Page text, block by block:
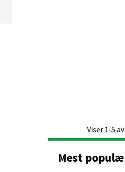
Viser 1-5
Mest